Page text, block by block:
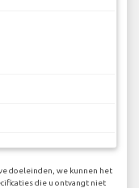
doeleinden, we kunnen het
die u ontvangt niet